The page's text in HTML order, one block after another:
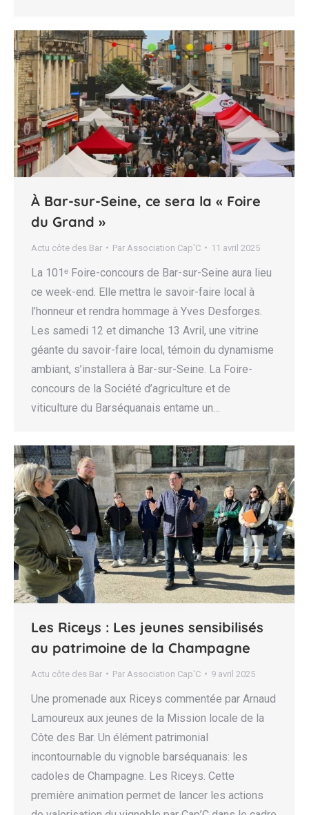
À Bar-sur-Seine, ce sera la « Foire
du Grand »
Actu côte des Bar Par Association Cap'C 11 avril 2025
La 101ᵉ Foire-concours de Bar-sur-Seine aura lieu
ce week-end. Elle mettra le savoir-faire local à
l’honneur et rendra hommage à Yves Desforges.
Les samedi 12 et dimanche 13 Avril, une vitrine
géante du savoir-faire local, témoin du dynamisme
ambiant, s’installera à Bar-sur-Seine. La Foire-
concours de la Société d’agriculture et de
viticulture du Barséquanais entame un…
Les Riceys : Les jeunes sensibilisés
au patrimoine de la Champagne
Actu côte des Bar Par Association Cap'C 9 avril 2025
Une promenade aux Riceys commentée par Arnaud
Lamoureux aux jeunes de la Mission locale de la
Côte des Bar. Un élément patrimonial
incontournable du vignoble barséquanais: les
cadoles de Champagne. Les Riceys. Cette
première animation permet de lancer les actions